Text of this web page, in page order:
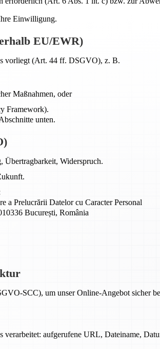
Einwilligung.
EU/EWR)
vorliegt (Art. 44 ff. DSGVO), z. B.
Maßnahmen, oder
Framework).
unten.
Widerspruch.
a Prelucrării Datelor cu Caracter Personal
București, România
SCC), um unser Online-Angebot sicher
aufgerufene URL, Dateiname,